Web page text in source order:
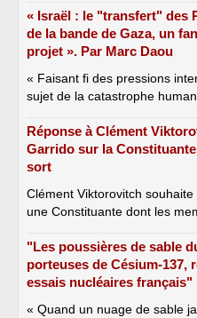
« Israël : le "transfert" des
de la bande de Gaza, un
projet ». Par Marc Daou
« Faisant fi des pressions
sujet de la catastrophe
Réponse à Clément
Garrido sur la
sort
Clément Viktorovitch
une Constituante dont les
"Les poussières de sable
porteuses de Césium-137,
essais nucléaires français"
« Quand un nuage de sable